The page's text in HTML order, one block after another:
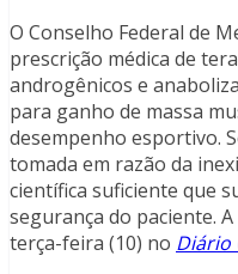
O Conselho Federal de
prescrição médica de
androgênicos e
para ganho de massa
desempenho esportivo.
tomada em razão da
científica suficiente que
segurança do paciente.
terça-feira (10) no Diário